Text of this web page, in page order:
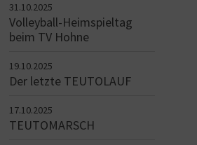
31.10.2025
Volleyball-Heimspieltag
beim TV Hohne
19.10.2025
Der letzte TEUTOLAUF
17.10.2025
TEUTOMARSCH